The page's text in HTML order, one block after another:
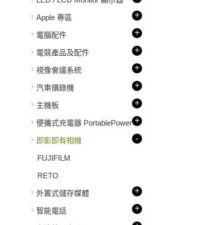
Apple 專區 +
電腦配件 +
電競產品及配件 +
視像會議系統 +
汽車攝錄機 +
主機板 +
便攜式充電器 PortablePower +
即影即有相機 -
FUJIFILM
RETO
外置式儲存媒體 +
智能電話 +